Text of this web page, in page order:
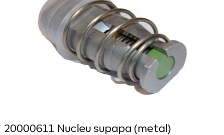
20000611 Nucleu supapa (metal)